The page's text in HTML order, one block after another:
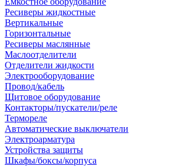
Ресиверы жидкостные
Вертикальные
Горизонтальные
Ресиверы маслянные
Маслоотделители
Отделители жидкости
Электрооборудование
Провод/кабель
Щитовое оборудование
Контакторы/пускатели/реле
Термореле
Автоматические выключатели
Электроарматура
Устройства защиты
Шкафы/боксы/корпуса